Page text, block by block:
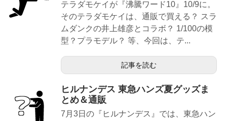
テラダモケイが『沸騰ワード10』10/9に。
そのテラダモケイは、通販で買える？ スラ
ムダンクの井上雄彦とコラボ？ 1/100の模
型？プラモデル？ 等、今回は、テ...
記事を読む
ヒルナンデス 東急ハンズ夏グッズま
とめ＆通販
7月3日の『ヒルナンデス』では、東急ハン